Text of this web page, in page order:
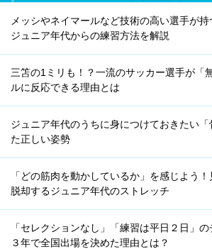
メッシやネイマールなど技術の高い選手が持
ジュニア年代からの練習方法を解説
三笘の1ミリも！？一流のサッカー選手が「
ルに反応できる理由とは
ジュニア年代のうちに身につけておきたい「
た正しい姿勢
「どの筋肉を動かしているか」を感じよう
脱却するジュニア年代のストレッチ
「セレクションなし」「練習は平日２日」
３年で全国出場を決めた理由とは？